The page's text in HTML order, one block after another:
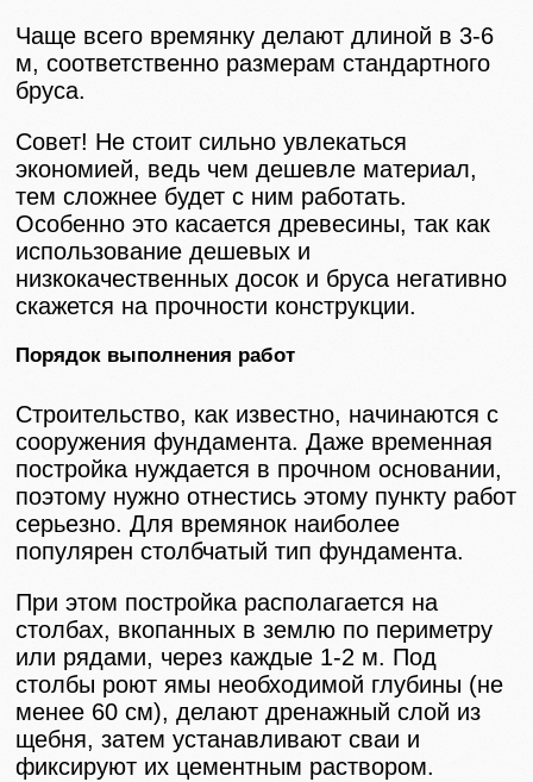
Чаще всего времянку делают длиной в 3-6
м, соответственно размерам стандартного
бруса.
Совет! Не стоит сильно увлекаться
экономией, ведь чем дешевле материал,
тем сложнее будет с ним работать.
Особенно это касается древесины, так как
использование дешевых и
низкокачественных досок и бруса негативно
скажется на прочности конструкции.
Порядок выполнения работ
Строительство, как известно, начинаются с
сооружения фундамента. Даже временная
постройка нуждается в прочном основании,
поэтому нужно отнестись этому пункту работ
серьезно. Для времянок наиболее
популярен столбчатый тип фундамента.
При этом постройка располагается на
столбах, вкопанных в землю по периметру
или рядами, через каждые 1-2 м. Под
столбы роют ямы необходимой глубины (не
менее 60 см), делают дренажный слой из
щебня, затем устанавливают сваи и
фиксируют их цементным раствором.